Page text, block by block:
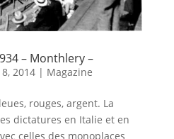
– Monthlery –
2014| Magazine
rouges, argent. La
dictatures en Italie et en
celles des monoplaces